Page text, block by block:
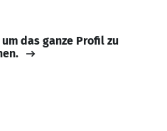
das ganze Profil zu